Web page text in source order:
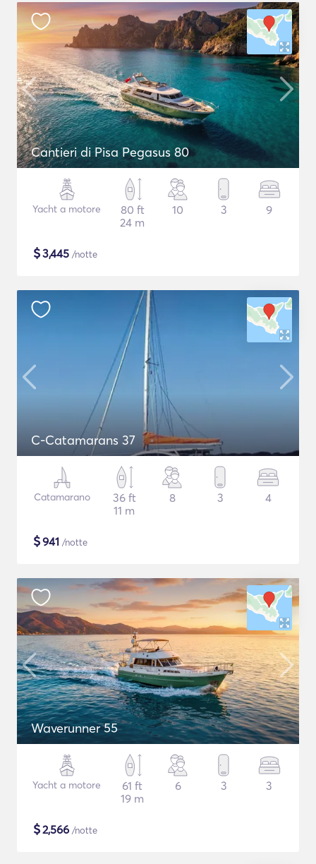
Cantieri di Pisa Pegasus 80
Yacht a motore
80 ft
24 m
10 3 9
$3,445 /notte
C-Catamarans 37
Catamarano
36 ft
11 m
8 3 4
$941 /notte
Waverunner 55
Yacht a motore
61 ft
19 m
6 3 3
$2,566 /notte